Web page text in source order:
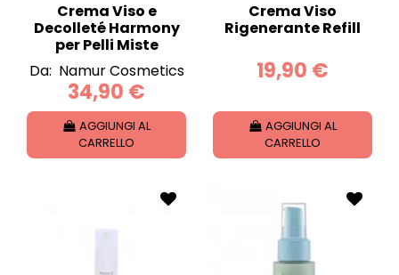
Crema Viso e
Decolleté Harmony
per Pelli Miste
Da: Namur Cosmetics
34,90 €
AGGIUNGI AL
CARRELLO
Crema Viso
Rigenerante Refill
19,90 €
AGGIUNGI AL
CARRELLO